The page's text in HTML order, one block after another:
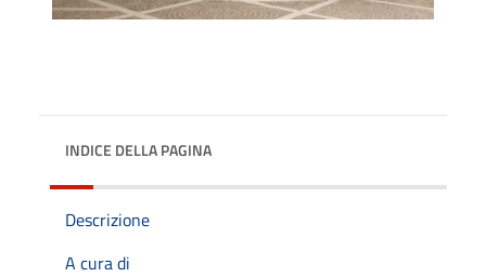
INDICE DELLA PAGINA
Descrizione
A cura di